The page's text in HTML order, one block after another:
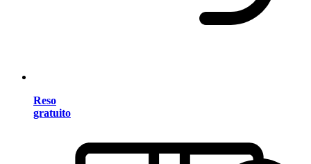
Reso
gratuito